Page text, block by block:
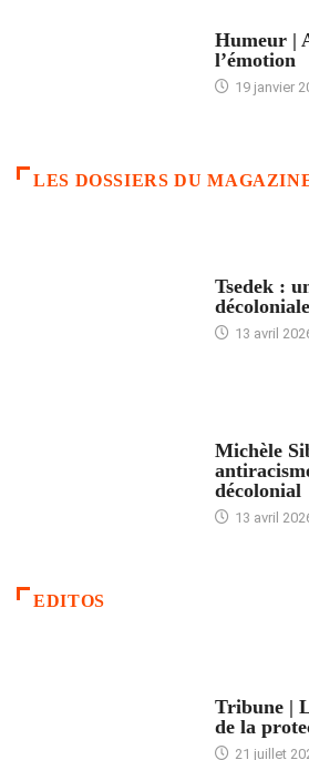
Humeur |
l’émotion
19 janvier
LES DOSSIERS DU
Tsedek :
13 avril
Michèle
décolonial
13 avril
EDITOS
Tribune |
de la
21 juillet